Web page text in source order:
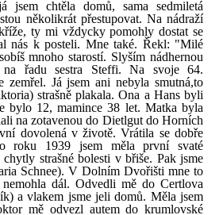
jsem chtěla domů, sama sedmiletá
několikrát přestupovat. Na nádraží
ty mi vždycky pomohly dostat se
nás k posteli. Mne také. Řekl: "Milé
mnoho starostí. Slyším nádhernou
řadu sestra Steffi. Na svoje 64.
zemřel. Já jsem ani nebyla smutná,to
strašně plakala. Ona a Hans byli
bylo 12, mamince 38 let. Matka byla
na zotavenou do Dietlgut do Horních
dovolená v životě. Vrátila se dobře
roku 1939 jsem měla první svaté
strašné bolesti v břiše. Pak jsme
Schnee). V Dolním Dvořišti mne to
dál. Odvedli mě do Certlova
a vlakem jsme jeli domů. Měla jsem
mě odvezl autem do krumlovské